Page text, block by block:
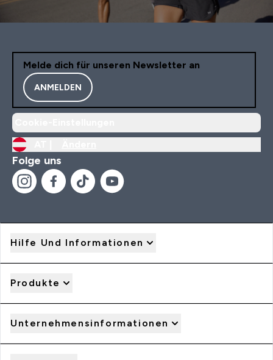
Melde dich für unseren Newsletter an
ANMELDEN
Folge uns
Hilfe Und Informationen
Produkte
Unternehmensinformationen